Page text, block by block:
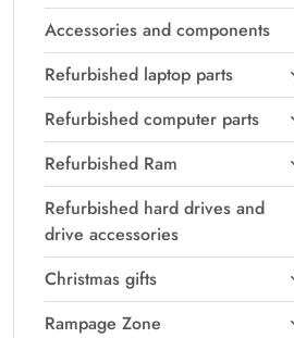
Accessories and components
Refurbished laptop parts
Refurbished computer parts
Refurbished Ram
Refurbished hard drives and
drive accessories
Christmas gifts
Rampage Zone